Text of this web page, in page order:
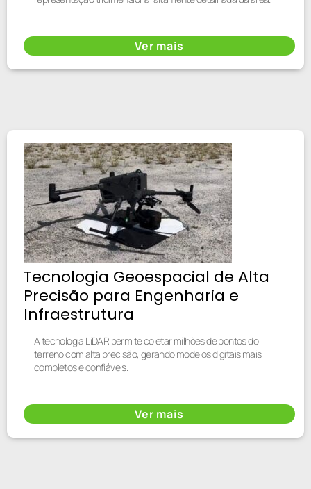
Ver mais
Tecnologia Geoespacial de Alta
Precisão para Engenharia e
Infraestrutura
A tecnologia LiDAR permite coletar milhões de pontos do
terreno com alta precisão, gerando modelos digitais mais
completos e confiáveis.
Ver mais